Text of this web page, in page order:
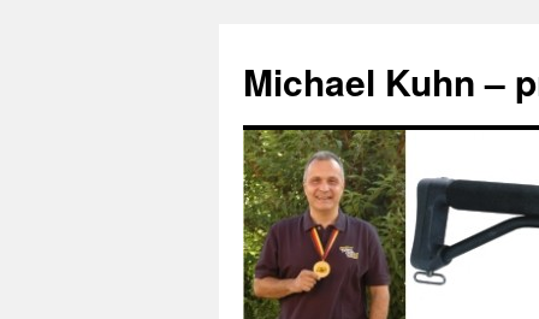
springen
Michael Kuhn –